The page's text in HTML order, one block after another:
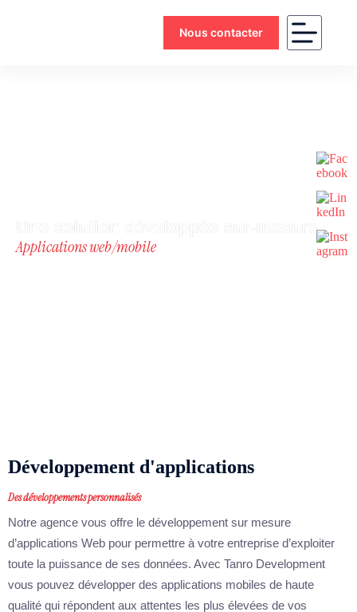
Nous contacter
Une solution développée sur-mesure
Applications web/mobile
Développement d'applications
Des développements personnalisés
Notre agence vous offre le développement sur mesure
d’applications Web pour permettre à votre entreprise d’exploiter
toute la puissance de ses données. Avec Tanro Development
vous pouvez développer des applications mobiles de haute
qualité qui répondent aux attentes les plus élevées de vos